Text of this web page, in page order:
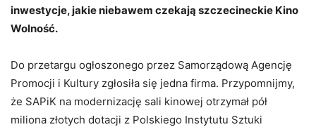
inwestycje, jakie niebawem czekają szczecineckie Kino
Wolność.
Do przetargu ogłoszonego przez Samorządową Agencję
Promocji i Kultury zgłosiła się jedna firma. Przypomnijmy,
że SAPiK na modernizację sali kinowej otrzymał pół
miliona złotych dotacji z Polskiego Instytutu Sztuki